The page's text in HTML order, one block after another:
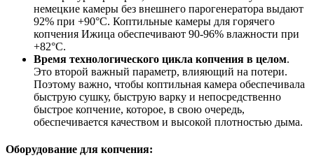
немецкие камеры без внешнего парогенератора выдают
92% при +90°С. Коптильные камеры для горячего
копчения Ижица обеспечивают 90-96% влажности при
+82°С.
Время технологического цикла копчения в целом.
Это второй важный параметр, влияющий на потери.
Поэтому важно, чтобы коптильная камера обеспечивала
быструю сушку, быструю варку и непосредственно
быстрое копчение, которое, в свою очередь,
обеспечивается качеством и высокой плотностью дыма.
Оборудование для копчения: